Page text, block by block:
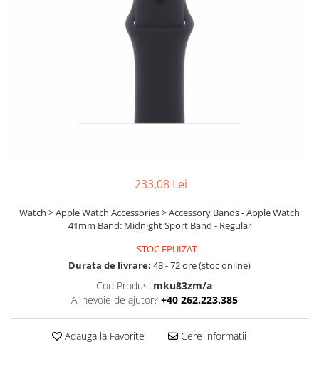
233,08 Lei
Watch > Apple Watch Accessories > Accessory Bands - Apple Watch
41mm Band: Midnight Sport Band - Regular
STOC EPUIZAT
Durata de livrare: 48 - 72 ore (stoc online)
Cod Produs: mku83zm/a
Ai nevoie de ajutor? +40 262.223.385
Adauga la Favorite Cere informatii